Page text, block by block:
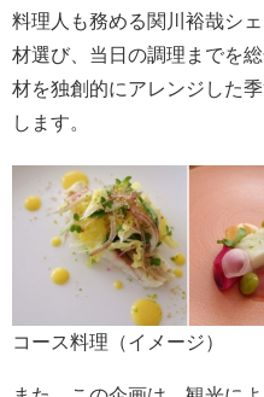
料理人も務める関川裕哉シ
材選び、当日の調理までを
材を独創的にアレンジした
します。
コース料理（イメージ）